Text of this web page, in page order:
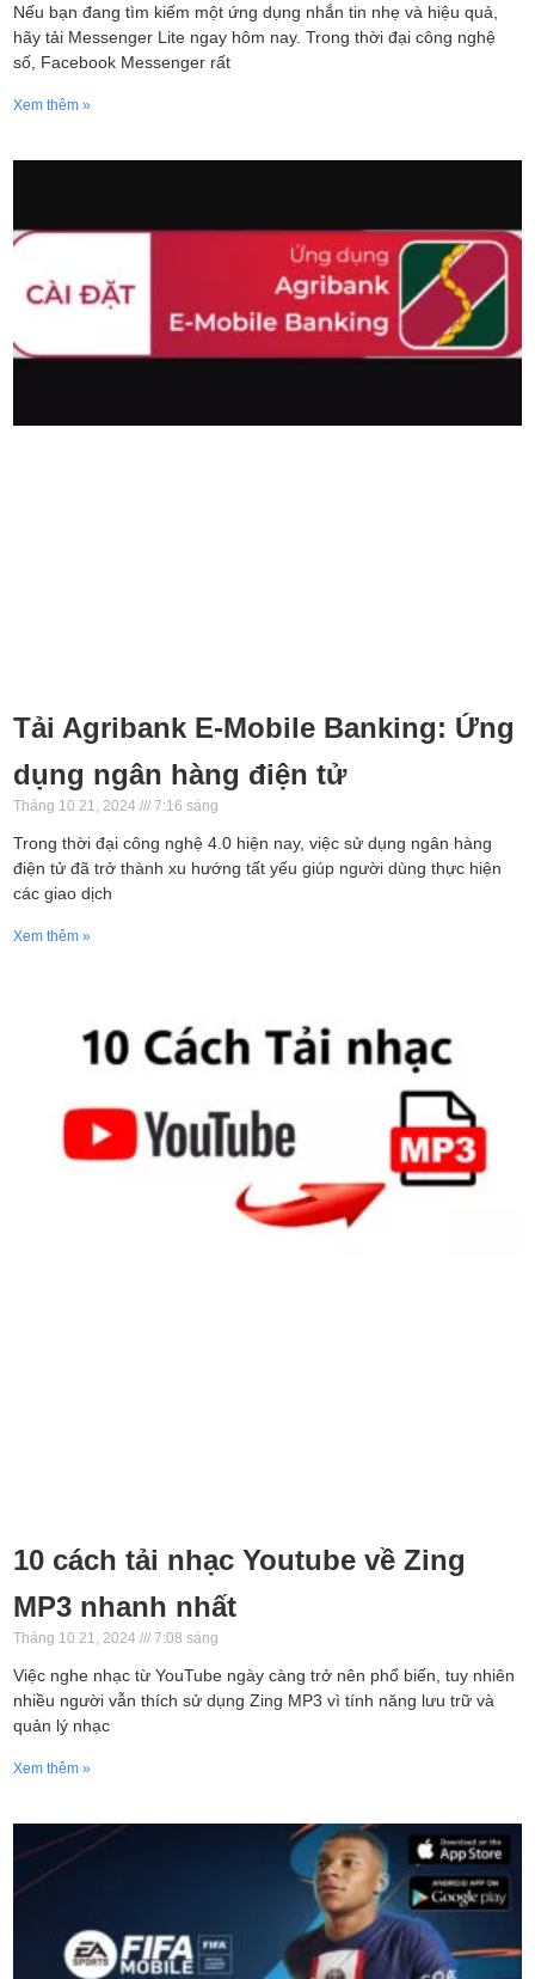
Nếu bạn đang tìm kiếm một ứng dụng nhắn tin nhẹ và hiệu quả,
hãy tải Messenger Lite ngay hôm nay. Trong thời đại công nghệ
số, Facebook Messenger rất
Xem thêm »
Tải Agribank E-Mobile Banking: Ứng
dụng ngân hàng điện tử
Tháng 10 21, 2024 7:16 sáng
Trong thời đại công nghệ 4.0 hiện nay, việc sử dụng ngân hàng
điện tử đã trở thành xu hướng tất yếu giúp người dùng thực hiện
các giao dịch
Xem thêm »
10 cách tải nhạc Youtube về Zing
MP3 nhanh nhất
Tháng 10 21, 2024 7:08 sáng
Việc nghe nhạc từ YouTube ngày càng trở nên phổ biến, tuy nhiên
nhiều người vẫn thích sử dụng Zing MP3 vì tính năng lưu trữ và
quản lý nhạc
Xem thêm »